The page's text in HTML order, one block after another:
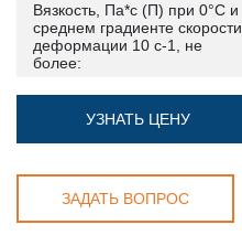
Вязкость, Па*с (П) при 0°C и
среднем градиенте скорости
деформации 10 с-1, не
более:
УЗНАТЬ ЦЕНУ
ЗАДАТЬ ВОПРОС